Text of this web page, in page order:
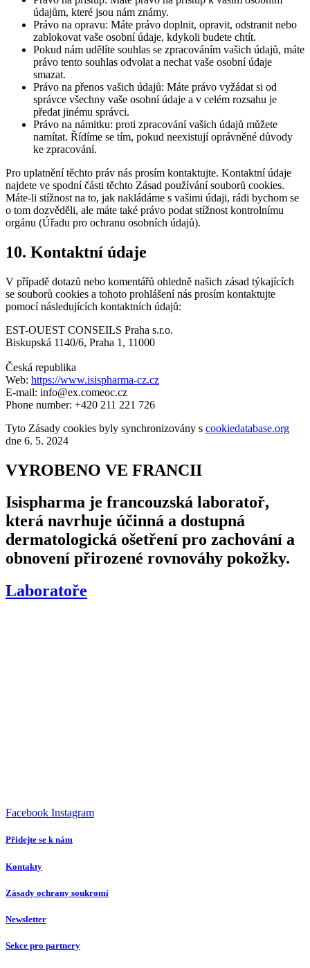
údajům, které jsou nám známy.
Právo na opravu: Máte právo doplnit, opravit, odstranit nebo
zablokovat vaše osobní údaje, kdykoli budete chtít.
Pokud nám udělíte souhlas se zpracováním vašich údajů, máte
právo tento souhlas odvolat a nechat vaše osobní údaje
smazat.
Právo na přenos vašich údajů: Máte právo vyžádat si od
správce všechny vaše osobní údaje a v celém rozsahu je
předat jinému správci.
Právo na námitku: proti zpracování vašich údajů můžete
namítat. Řídíme se tím, pokud neexistují oprávněné důvody
ke zpracování.
Pro uplatnění těchto práv nás prosím kontaktujte. Kontaktní údaje
najdete ve spodní části těchto Zásad používání souborů cookies.
Máte-li stížnost na to, jak nakládáme s vašimi údaji, rádi bychom se
o tom dozvěděli, ale máte také právo podat stížnost kontrolnímu
orgánu (Úřadu pro ochranu osobních údajů).
10. Kontaktní údaje
V případě dotazů nebo komentářů ohledně našich zásad týkajících
se souborů cookies a tohoto prohlášení nás prosím kontaktujte
pomocí následujících kontaktních údajů:
EST-OUEST CONSEILS Praha s.r.o.
Biskupská 1140/6, Praha 1, 11000
Česká republika
Web: https://www.isispharma-cz.cz
E-mail: info@ex.comeoc.cz
Phone number: +420 211 221 726
Tyto Zásady cookies byly synchronizovány s cookiedatabase.org
dne 6. 5. 2024
VYROBENO VE FRANCII
Isispharma je francouzská laboratoř,
která navrhuje účinná a dostupná
dermatologická ošetření pro zachování a
obnovení přirozené rovnováhy pokožky.
Laboratoře
Facebook Instagram
Přidejte se k nám
Kontakty
Zásady ochrany soukromí
Newsletter
Sekce pro partnery